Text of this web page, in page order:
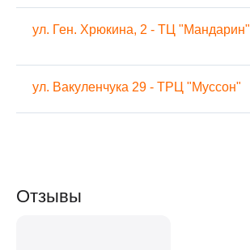
ул. Ген. Хрюкина, 2 - ТЦ "Мандарин"
ул. Вакуленчука 29 - ТРЦ "Муссон"
Отзывы